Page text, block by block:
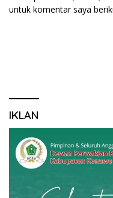
untuk komentar saya
IKLAN